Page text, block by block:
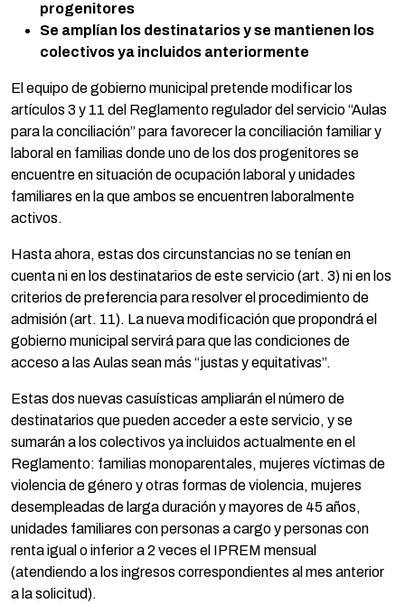
progenitores
Se amplían los destinatarios y se mantienen los
colectivos ya incluidos anteriormente
El equipo de gobierno municipal pretende modificar los
artículos 3 y 11 del Reglamento regulador del servicio “Aulas
para la conciliación” para favorecer la conciliación familiar y
laboral en familias donde uno de los dos progenitores se
encuentre en situación de ocupación laboral y unidades
familiares en la que ambos se encuentren laboralmente
activos.
Hasta ahora, estas dos circunstancias no se tenían en
cuenta ni en los destinatarios de este servicio (art. 3) ni en los
criterios de preferencia para resolver el procedimiento de
admisión (art. 11). La nueva modificación que propondrá el
gobierno municipal servirá para que las condiciones de
acceso a las Aulas sean más “justas y equitativas”.
Estas dos nuevas casuísticas ampliarán el número de
destinatarios que pueden acceder a este servicio, y se
sumarán a los colectivos ya incluidos actualmente en el
Reglamento: familias monoparentales, mujeres víctimas de
violencia de género y otras formas de violencia, mujeres
desempleadas de larga duración y mayores de 45 años,
unidades familiares con personas a cargo y personas con
renta igual o inferior a 2 veces el IPREM mensual
(atendiendo a los ingresos correspondientes al mes anterior
a la solicitud).